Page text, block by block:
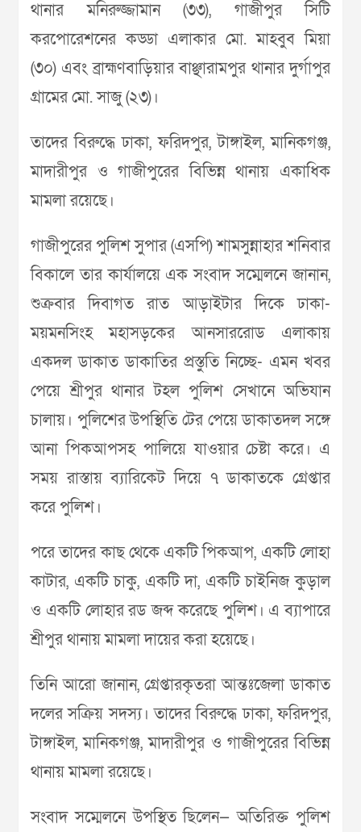
থানার মনিরুজ্জামান (৩৩), গাজীপুর সিটি
করপোরেশনের কড্ডা এলাকার মো. মাহবুব মিয়া
(৩০) এবং ব্রাহ্মণবাড়িয়ার বাঞ্ছারামপুর থানার দুর্গাপুর
গ্রামের মো. সাজু (২৩)।
তাদের বিরুদ্ধে ঢাকা, ফরিদপুর, টাঙ্গাইল, মানিকগঞ্জ,
মাদারীপুর ও গাজীপুরের বিভিন্ন থানায় একাধিক
মামলা রয়েছে।
গাজীপুরের পুলিশ সুপার (এসপি) শামসুন্নাহার শনিবার
বিকালে তার কার্যালয়ে এক সংবাদ সম্মেলনে জানান,
শুক্রবার দিবাগত রাত আড়াইটার দিকে ঢাকা-
ময়মনসিংহ মহাসড়কের আনসাররোড এলাকায়
একদল ডাকাত ডাকাতির প্রস্তুতি নিচ্ছে- এমন খবর
পেয়ে শ্রীপুর থানার টহল পুলিশ সেখানে অভিযান
চালায়। পুলিশের উপস্থিতি টের পেয়ে ডাকাতদল সঙ্গে
আনা পিকআপসহ পালিয়ে যাওয়ার চেষ্টা করে। এ
সময় রাস্তায় ব্যারিকেট দিয়ে ৭ ডাকাতকে গ্রেপ্তার
করে পুলিশ।
পরে তাদের কাছ থেকে একটি পিকআপ, একটি লোহা
কাটার, একটি চাকু, একটি দা, একটি চাইনিজ কুড়াল
ও একটি লোহার রড জব্দ করেছে পুলিশ। এ ব্যাপারে
শ্রীপুর থানায় মামলা দায়ের করা হয়েছে।
তিনি আরো জানান, গ্রেপ্তারকৃতরা আন্তঃজেলা ডাকাত
দলের সক্রিয় সদস্য। তাদের বিরুদ্ধে ঢাকা, ফরিদপুর,
টাঙ্গাইল, মানিকগঞ্জ, মাদারীপুর ও গাজীপুরের বিভিন্ন
থানায় মামলা রয়েছে।
সংবাদ সম্মেলনে উপস্থিত ছিলেন— অতিরিক্ত পুলিশ